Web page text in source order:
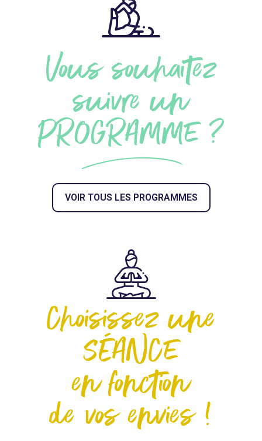
Vous souhaitez
suivre un
PROGRAMME ?
VOIR TOUS LES PROGRAMMES
Choisissez une
SÉANCE
en fonction
de vos envies !